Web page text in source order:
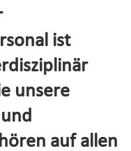
ist
unsere
auf allen